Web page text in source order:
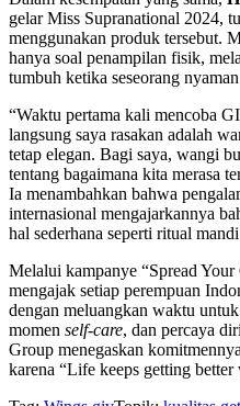
gelar Miss Supranational 2024,
menggunakan produk tersebut.
hanya soal penampilan fisik,
tumbuh ketika seseorang
“Waktu pertama kali mencoba
langsung saya rasakan adalah
tetap elegan. Bagi saya, wangi
tentang bagaimana kita merasa
Ia menambahkan bahwa
internasional mengajarkannya
hal sederhana seperti ritual
Melalui kampanye “Spread
mengajak setiap perempuan
dengan meluangkan waktu
momen self-care, dan percaya
Group menegaskan
karena “Life keeps getting